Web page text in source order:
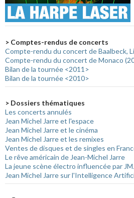
> Comptes-rendus de concerts
Compte-rendu du concert de Baalbeck,
Compte-rendu du concert de Monaco
Bilan de la tournée <2011>
Bilan de la tournée <2010>
> Dossiers thématiques
Les concerts annulés
Jean Michel Jarre et l'espace
Jean Michel Jarre et le cinéma
Jean Michel Jarre et les remixes
Ventes de disques et de singles en
Le rêve américain de Jean-Michel Jarre
La jeune scène électro influencée par
Jean Michel Jarre sur l'Intelligence